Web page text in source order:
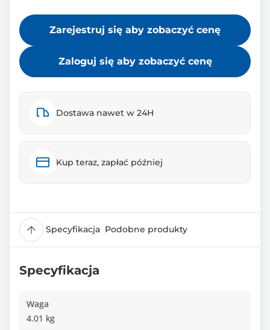
Zarejestruj się aby zobaczyć cenę
Zaloguj się aby zobaczyć cenę
Dostawa nawet w 24H
Kup teraz, zapłać później
Specyfikacja Podobne produkty
Specyfikacja
Waga
4.01 kg